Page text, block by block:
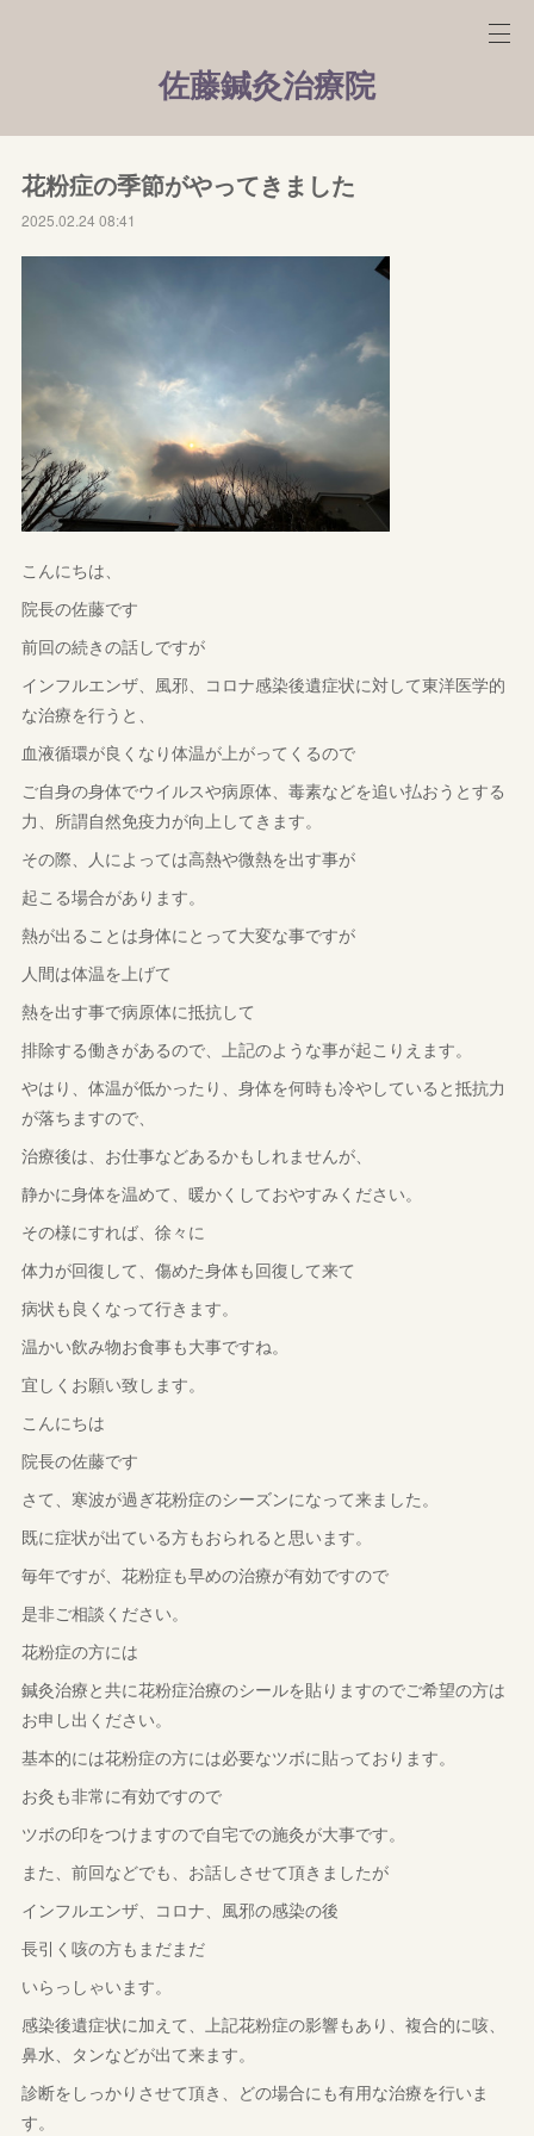
佐藤鍼灸治療院
花粉症の季節がやってきました
2025.02.24 08:41
こんにちは、
院長の佐藤です
前回の続きの話しですが
インフルエンザ、風邪、コロナ感染後遺症状に対して東洋医学的
な治療を行うと、
血液循環が良くなり体温が上がってくるので
ご自身の身体でウイルスや病原体、毒素などを追い払おうとする
力、所謂自然免疫力が向上してきます。
その際、人によっては高熱や微熱を出す事が
起こる場合があります。
熱が出ることは身体にとって大変な事ですが
人間は体温を上げて
熱を出す事で病原体に抵抗して
排除する働きがあるので、上記のような事が起こりえます。
やはり、体温が低かったり、身体を何時も冷やしていると抵抗力
が落ちますので、
治療後は、お仕事などあるかもしれませんが、
静かに身体を温めて、暖かくしておやすみください。
その様にすれば、徐々に
体力が回復して、傷めた身体も回復して来て
病状も良くなって行きます。
温かい飲み物お食事も大事ですね。
宜しくお願い致します。
こんにちは
院長の佐藤です
さて、寒波が過ぎ花粉症のシーズンになって来ました。
既に症状が出ている方もおられると思います。
毎年ですが、花粉症も早めの治療が有効ですので
是非ご相談ください。
花粉症の方には
鍼灸治療と共に花粉症治療のシールを貼りますのでご希望の方は
お申し出ください。
基本的には花粉症の方には必要なツボに貼っております。
お灸も非常に有効ですので
ツボの印をつけますので自宅での施灸が大事です。
また、前回などでも、お話しさせて頂きましたが
インフルエンザ、コロナ、風邪の感染の後
長引く咳の方もまだまだ
いらっしゃいます。
感染後遺症状に加えて、上記花粉症の影響もあり、複合的に咳、
鼻水、タンなどが出て来ます。
診断をしっかりさせて頂き、どの場合にも有用な治療を行いま
す。